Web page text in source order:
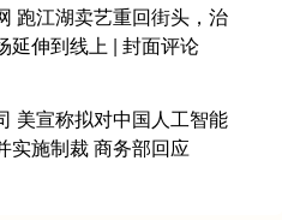
跑江湖卖艺重回街头，治
延伸到线上 | 封面评论
美宣称拟对中国人工智能
实施制裁 商务部回应